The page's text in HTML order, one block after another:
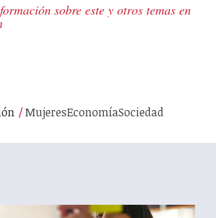
sobre este y otros temas en
MujeresEconomíaSociedad